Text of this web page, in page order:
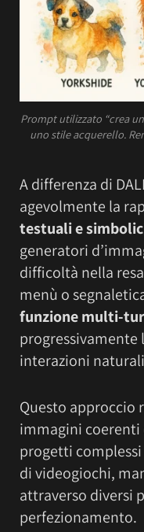
Prompt utilizzato “crea
uno stile acquerello.
A differenza di
agevolmente la
testuali e
generatori
difficoltà nella
menù o
funzione multi-
progressivamente
interazioni
Questo approccio
immagini coerenti
progetti
di videogiochi,
attraverso diversi
perfezionamento.